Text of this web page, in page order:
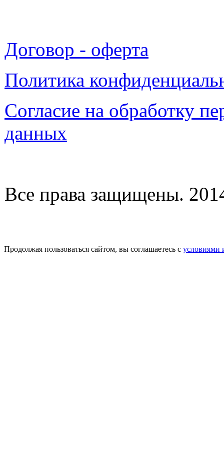
Договор - оферта
Политика
Согласие на обработку
данных
Все права защищены.
Продолжая пользоваться сайтом, вы соглашаетесь с условиями